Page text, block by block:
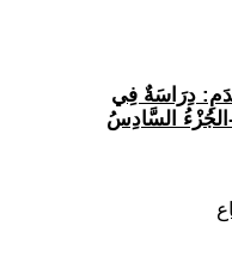
دِرَاسَةٌ فِي
-الجُزْءُ السَّادِسُ